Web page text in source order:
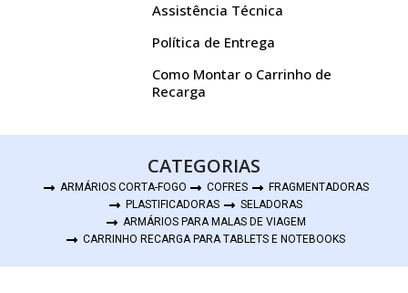
Assistência Técnica
Política de Entrega
Como Montar o Carrinho de
Recarga
CATEGORIAS
ARMÁRIOS CORTA-FOGO COFRES
FRAGMENTADORAS
PLASTIFICADORAS
SELADORAS
ARMÁRIOS PARA MALAS DE VIAGEM
CARRINHO RECARGA PARA TABLETS E NOTEBOOKS